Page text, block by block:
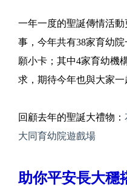
一年一度的聖誕傳情活
事，今年共有38家育幼
願小卡；其中4家育幼機
求，期待今年也與大家一
回顧去年的聖誕大禮物：
大同育幼院遊戲場
助你平安長大穩